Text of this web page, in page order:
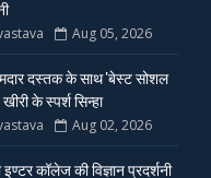
Aug 05, 2026
दस्तक के साथ 'बेस्ट सोशल
के स्पर्श सिन्हा
Aug 02, 2026
इण्टर कॉलेज की विज्ञान प्रदर्शनी